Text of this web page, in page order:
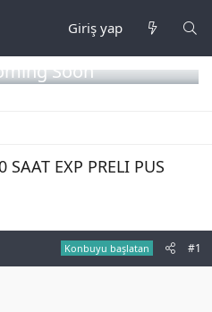
Giriş yap
Soon
SAAT EXP PRELI PUS
Konbuyu başlatan #1